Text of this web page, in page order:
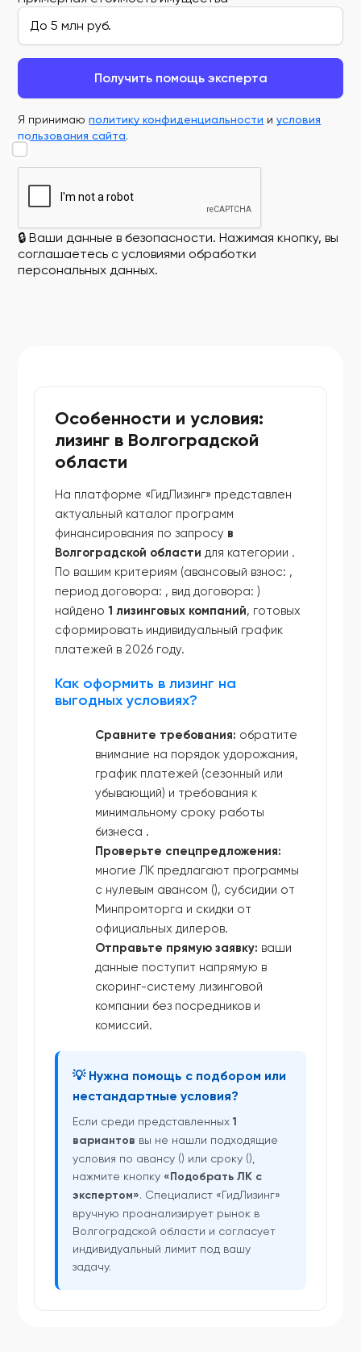
Получить помощь эксперта
Я принимаюполитику конфиденциальности иусловия
пользования сайта.
🔒 Ваши данные в безопасности. Нажимая кнопку, вы
соглашаетесь с условиями обработки
персональных данных.
Особенности и условия:
лизинг в Волгоградской
области
На платформе «ГидЛизинг» представлен
актуальный каталог программ
финансирования по запросу в
Волгоградской области для категории .
По вашим критериям (авансовый взнос: ,
период договора: , вид договора:)
найдено1 лизинговых компаний, готовых
сформировать индивидуальный график
платежей в 2026 году.
Как оформить в лизинг на
выгодных условиях?
Сравните требования: обратите
внимание на порядок удорожания,
график платежей (сезонный или
убывающий) и требования к
минимальному сроку работы
бизнеса .
Проверьте спецпредложения:
многие ЛК предлагают программы
с нулевым авансом (), субсидии от
Минпромторга и скидки от
официальных дилеров.
Отправьте прямую заявку: ваши
данные поступит напрямую в
скоринг-систему лизинговой
компании без посредников и
комиссий.
💡 Нужна помощь с подбором или
нестандартные условия?
Если среди представленных1
вариантов вы не нашли подходящие
условия по авансу () или сроку (),
нажмите кнопку «Подобрать ЛК с
экспертом». Специалист «ГидЛизинг»
вручную проанализирует рынок в
Волгоградской области и согласует
индивидуальный лимит под вашу
задачу.